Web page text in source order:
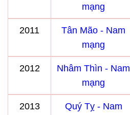
mạng
2011
Tân Mão - Nam
mạng
2012
Nhâm Thìn - Nam
mạng
2013
Quý Tỵ - Nam